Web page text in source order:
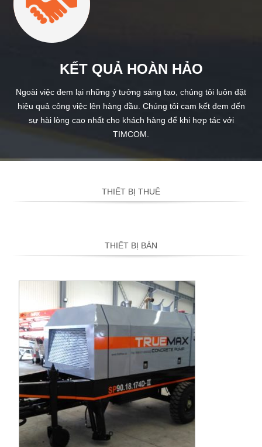
KẾT QUẢ HOÀN HẢO
Ngoài việc đem lại những ý tưởng sáng tạo, chúng tôi luôn đặt
hiệu quả công việc lên hàng đầu. Chúng tôi cam kết đem đến
sự hài lòng cao nhất cho khách hàng để khi hợp tác với
TIMCOM.
THIẾT BỊ THUÊ
THIẾT BỊ BÁN